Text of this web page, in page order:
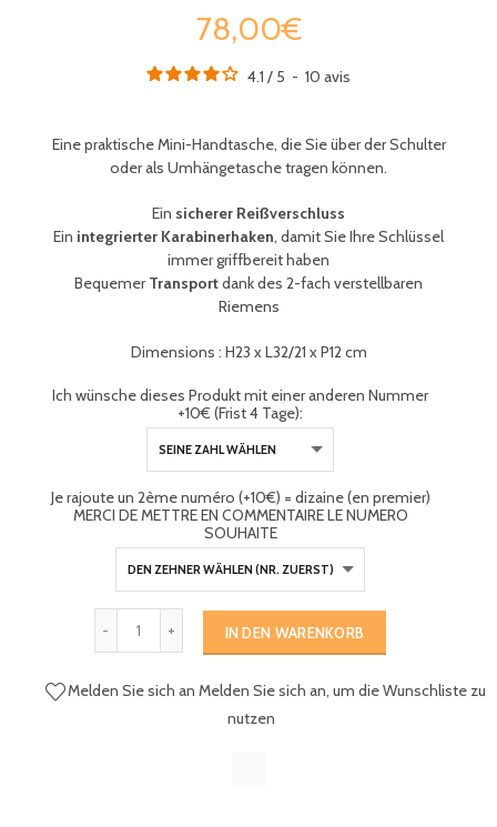
78,00€
4.1 / 5 - 10 avis
Eine praktische Mini-Handtasche, die Sie über der Schulter
oder als Umhängetasche tragen können.
Ein sicherer Reißverschluss
Ein integrierter Karabinerhaken, damit Sie Ihre Schlüssel
immer griffbereit haben
BequemerTransportdank des 2-fach verstellbaren
Riemens
Dimensions : H23 x L32/21 x P12 cm
Ich wünsche dieses Produkt mit einer anderen Nummer
+10€ (Frist 4 Tage):
Je rajoute un 2ème numéro (+10€) = dizaine (en premier)
MERCI DE METTRE EN COMMENTAIRE LE NUMERO
SOUHAITE
IN DEN WARENKORB
Melden Sie sich an Melden Sie sich an, um die Wunschliste zu
nutzen